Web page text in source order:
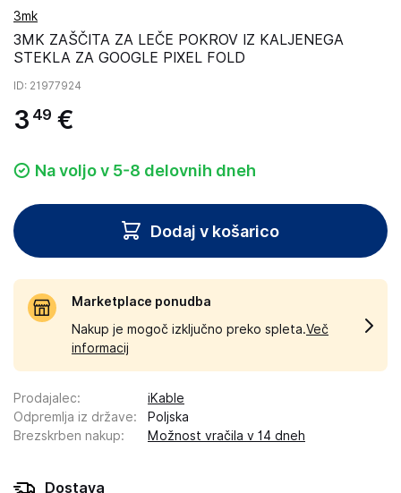
3mk
3MK ZAŠČITA ZA LEČE POKROV IZ KALJENEGA
STEKLA ZA GOOGLE PIXEL FOLD
ID: 21977924
3 49 €
Na voljo v 5-8 delovnih dneh
Dodaj v košarico
Marketplace ponudba
Nakup je mogoč izključno preko spleta.Več
informacij
Prodajalec:
iKable
Odpremlja iz države:
Poljska
Brezskrben nakup: Možnost vračila v 14 dneh
Dostava